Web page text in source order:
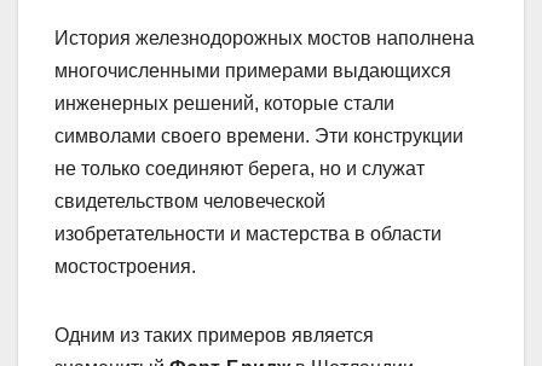
История железнодорожных мостов наполнена
многочисленными примерами выдающихся
инженерных решений, которые стали
символами своего времени. Эти конструкции
не только соединяют берега, но и служат
свидетельством человеческой
изобретательности и мастерства в области
мостостроения.
Одним из таких примеров является